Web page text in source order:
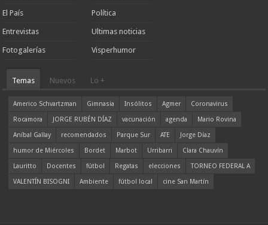
El País
Entrevistas
Fotogalerías
Política
Ultimas noticias
Visperhumor
Temas Nuevos Lo +
Americo Schvartzman Gimnasia Insólitos Agmer
Coronavirus
Rocamora
JORGE RUBÉN DÍAZ vacunación agenda
Mario Rovina
Aníbal Gallay
recomendados Parque Sur ATE
Jorge Díaz
humor de Miércoles
Bordet Marbot Urribarri
Clara Chauvín
Lauritto
Docentes fútbol Regatas elecciones
TORNEO FEDERAL A
VALENTÍN BISOGNI
Ambiente fútbol local cine San Martín